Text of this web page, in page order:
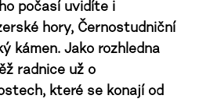
počasí uvidíte i
hory, Černostudniční
kámen. Jako rozhledna
radnice už o
které se konají od